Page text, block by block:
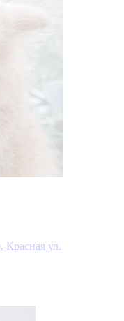
Красная ул.